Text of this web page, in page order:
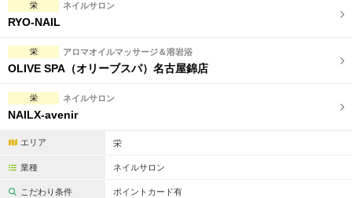
栄 ネイルサロン
RYO-NAIL
栄 アロマオイルマッサージ＆溶岩浴
OLIVE SPA（オリーブスパ）名古屋錦店
栄 ネイルサロン
NAILX-avenir
エリア 栄
業種 ネイルサロン
こだわり条件 ポイントカード有